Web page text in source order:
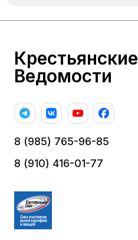
Крестьянские
Ведомости
8 (985) 765-96-85
8 (910) 416-01-77